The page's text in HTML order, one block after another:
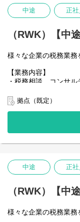
・一部ではなくクライ
る
アを積めるよう環境
中途 正社
（RWK）【中
様々な企業の税務業務
【業務内容】
・税務相談、コンサ
・税金計算
・各種税務申告書作成
・年末調整、確定申告
・法人設立に関する
【当社で働くポイント
・一部ではなくクライ
る
アを積めるよう環境
拠点（既定）
中途 正社
（RWK）【中
様々な企業の税務業務